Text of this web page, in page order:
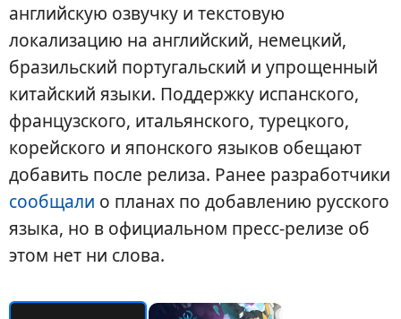
английскую озвучку и текстовую
локализацию на английский, немецкий,
бразильский португальский и упрощенный
китайский языки. Поддержку испанского,
французского, итальянского, турецкого,
корейского и японского языков обещают
добавить после релиза. Ранее разработчики
сообщали о планах по добавлению русского
языка, но в официальном пресс-релизе об
этом нет ни слова.